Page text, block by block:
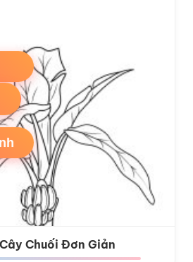
Chuối Đơn Giản